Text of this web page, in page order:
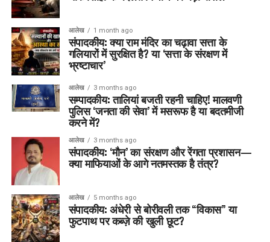
आलेख 1 month ago
संपादकीय: क्या राम मंदिर का चढ़ावा सत्ता के
गलियारों में सुरक्षित है? या ‘सत्ता के संरक्षण में
भ्रष्टाचार’
आलेख 3 months ago
सम्पादकीय: तालियां बजती रहनी चाहिए! मालवणी
पुलिस ‘जनता की सेवा’ में मसरूफ है या बदतमीजी
करने में?
आलेख 3 months ago
संपादकीय: ‘मौन’ का संरक्षण और रेंगता प्रशासन—
क्या माफियाओं के आगे नतमस्तक है तंत्र?
आलेख 5 months ago
संपादकीय: अंधेरी से बोरीवली तक “विकास” या
फुटपाथ पर कब्ज़े की खुली छूट?